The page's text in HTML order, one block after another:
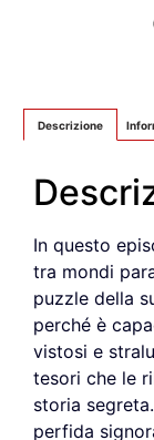
Descrizione
In questo
tra mondi
puzzle della
perché è
vistosi e
tesori che le
storia
perfida